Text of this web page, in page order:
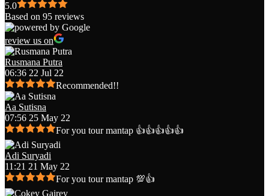
5.0
Based on 95 reviews
review us on
Rusmana Putra
06:36 22 Jul 22
Recommended!!
Aa Sutisna
07:56 25 May 22
For you tour mantap 👍👍👍👍👍
Adi Suryadi
11:21 21 May 22
For you tour mantap 💯👍